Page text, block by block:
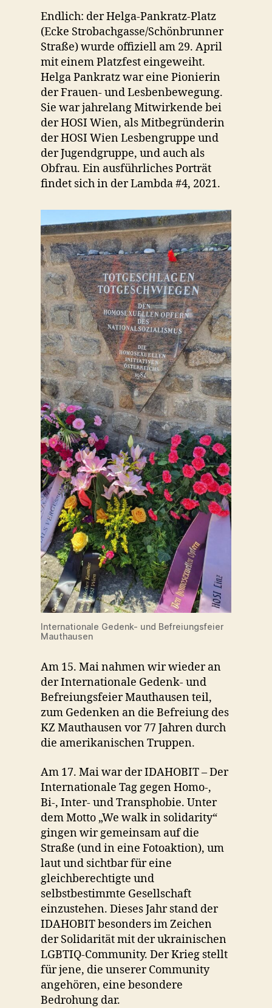
Endlich: der Helga-Pankratz-Platz
(Ecke Strobachgasse/Schönbrunner
Straße) wurde offiziell am 29. April
mit einem Platzfest eingeweiht.
Helga Pankratz war eine Pionierin
der Frauen- und Lesbenbewegung.
Sie war jahrelang Mitwirkende bei
der HOSI Wien, als Mitbegründerin
der HOSI Wien Lesbengruppe und
der Jugendgruppe, und auch als
Obfrau. Ein ausführliches Porträt
findet sich in der Lambda #4, 2021.
Internationale Gedenk- und Befreiungsfeier
Mauthausen
Am 15. Mai nahmen wir wieder an
der Internationale Gedenk- und
Befreiungsfeier Mauthausen teil,
zum Gedenken an die Befreiung des
KZ Mauthausen vor 77 Jahren durch
die amerikanischen Truppen.
Am 17. Mai war der IDAHOBIT – Der
Internationale Tag gegen Homo-,
Bi-, Inter- und Transphobie. Unter
dem Motto „We walk in solidarity“
gingen wir gemeinsam auf die
Straße (und in eine Fotoaktion), um
laut und sichtbar für eine
gleichberechtigte und
selbstbestimmte Gesellschaft
einzustehen. Dieses Jahr stand der
IDAHOBIT besonders im Zeichen
der Solidarität mit der ukrainischen
LGBTIQ-Community. Der Krieg stellt
für jene, die unserer Community
angehören, eine besondere
Bedrohung dar.